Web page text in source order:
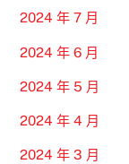
2024 年 7 月
2024 年 6 月
2024 年 5 月
2024 年 4 月
2024 年 3 月